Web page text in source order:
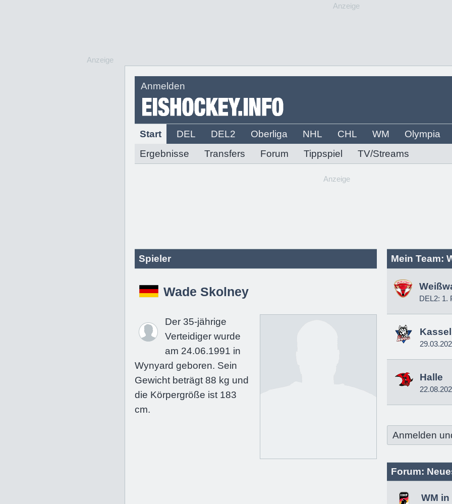
Anzeige
Anmelden
Start DEL DEL2 Oberliga NHL CHL WM
Olympia
Ergebnisse
Transfers Forum Tippspiel TV/Streams
Anzeige
Anzeige
Spieler
Wade Skolney
Der 35-jährige
Verteidiger wurde
am 24.06.1991 in
Wynyard geboren. Sein
Gewicht beträgt 88 kg und
die Körpergröße ist 183
cm.
Mein Team:
DEL2: 1.
Kassel
Halle
Anmelden
Forum:
WM